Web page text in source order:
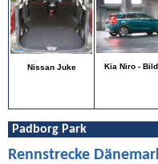
Nissan Juke Kia Niro -
Padborg Park
Rennstrecke